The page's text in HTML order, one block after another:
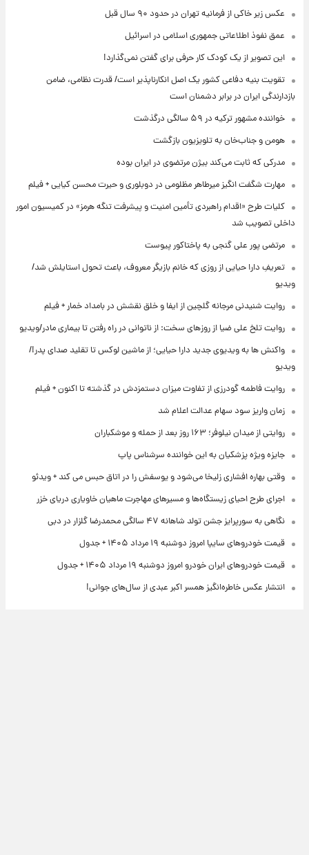
عکس زیر خاکی از فرمانیه تهران در حدود ۹۰ سال قبل
عمق نفوذ اطلاعاتی جمهوری اسلامی در اسرائیل
این تصویر از یک کودک کار حرفی برای گفتن نمی‌گذارد!
تقویت بنیه دفاعی کشور یک اصل انکارناپذیر است/ قدرت نظامی، ضامن
بازدارندگی ایران در برابر دشمنان است
خواننده مشهور ترکیه در ۵۹ سالگی درگذشت
هومن و جناب‌خان به تلویزیون بازگشت
مدرکی که ثابت می‌کند بیژن مرتضوی در ایران بوده
مهارت شگفت انگیز میرطاهر مظلومی در دوبلوری و حیرت محسن کیایی + فیلم
کلیات طرح «اقدام راهبردی تأمین امنیت و پیشرفت تنگه هرمز» در کمیسیون امور
داخلی تصویب شد
مرتضی پور علی گنجی به پاختاکور پیوست
تعریفِ دارا حیایی از روزی که خانم بازیگر معروف، باعث تحول استایلش شد/
ویدیو
روایت شنیدنی مرجانه گلچین از ایفا و خلق نقشش در بامداد خمار + فیلم
روایت تلخ علی ضیا از روزهای سخت: از ناتوانی در راه رفتن تا بیماری مادر/ویدیو
واکنش ها به ویدیوی جدید دارا حیایی؛ از ماشین لوکس تا تقلید صدای پدر!/
ویدیو
روایت فاطمه گودرزی از تفاوت میزان دستمزدش در گذشته تا اکنون + فیلم
زمان واریز سود سهام عدالت اعلام شد
روایتی از میدان نیلوفر؛ ۱۶۳ روز بعد از حمله و موشکباران
جایزه ویژه پزشکیان به این خواننده سرشناس پاپ
وقتی بهاره افشاری زلیخا می‌شود و یوسفش را در اتاق حبس می کند + ویدئو
اجرای طرح احیای زیستگاه‌ها و مسیرهای مهاجرت ماهیان خاویاری دریای خزر
نگاهی به سورپرایز جشن تولد شاهانه ۴۷ سالگی محمدرضا گلزار در دبی
قیمت خودروهای سایپا امروز دوشنبه ۱۹ مرداد ۱۴۰۵ + جدول
قیمت خودروهای ایران خودرو امروز دوشنبه ۱۹ مرداد ۱۴۰۵ + جدول
انتشار عکس خاطره‌انگیز همسر اکبر عبدی از سال‌های جوانی!